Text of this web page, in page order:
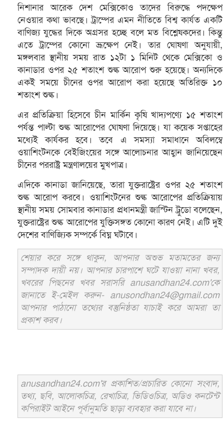
নিশানার আরেক দেশ মেক্সিকোও তাদের বিরুদ্ধে পদক্ষেপ
নেওয়ার কথা ভাবছে। ট্রাম্পের এমন নীতিতে বিশ্ব কার্যত একটি
বাণিজ্য যুদ্ধের দিকে অগ্রসর হচ্ছে বলে মত বিশ্লেষকদের। কিন্তু
এতে ট্রাম্পের কোনো ভ্রূক্ষেপ নেই। তার ঘোষণা অনুযায়ী,
মঙ্গলবার স্থানীয় সময় রাত ১২টা ১ মিনিট থেকে মেক্সিকো ও
কানাডার ওপর ২৫ শতাংশ শুল্ক আরোপ শুরু হয়েছে। অন্যদিকে
একই সময়ে চীনের ওপর আরোপ করা হয়েছে অতিরিক্ত ১০
শতাংশ শুল্ক।
এর প্রতিক্রিয়া হিসেবে চীন মার্কিন কৃষি খাদ্যপণ্যে ১৫ শতাংশ
পর্যন্ত পাল্টা শুল্ক আরোপের ঘোষণা দিয়েছে। যা কয়েক সপ্তাহের
মধ্যেই কার্যকর হবে। তবে এ সমস্যা সমাধানে অবিলম্বে
ওয়াশিংটনকে বেইজিংয়ের সঙ্গে আলোচনার আহ্বান জানিয়েছেন
চীনের পররাষ্ট্র মন্ত্রণালয়ের মুখপাত্র।
এদিকে কানাডা জানিয়েছে, তারা যুক্তরাষ্ট্রের ওপর ২৫ শতাংশ
শুল্ক আরোপ করবে। ওয়াশিংটনের শুল্ক আরোপের প্রতিক্রিয়ায়
স্থানীয় সময় সোমবার কানাডার প্রধানমন্ত্রী জাস্টিন ট্রুডো বলেছেন,
যুক্তরাষ্ট্রের শুল্ক আরোপের যুক্তিসঙ্গত কোনো কারণ নেই। এটি দুই
দেশের বাণিজ্যিক সম্পর্কে বিঘ্ন ঘটাবে।
শেয়ার করে সঙ্গে থাকুন, আপনার অশুভ মতামতের জন্য
সম্পাদক দায়ী নয়। আপনার চারপাশে ঘটে যাওয়া নানা খবর,
খবরের পিছনের খবর সরাসরি anusandhan24.com'কে
জানাতে ই-মেইল করুন- anusondhan24@gmail.com
আপনার পাঠানো তথ্যের বস্তুনিষ্ঠতা যাচাই করে আমরা তা
প্রকাশ করব।
anusandhan24.com'র প্রকাশিত/প্রচারিত কোনো সংবাদ,
তথ্য, ছবি, আলোকচিত্র, রেখাচিত্র, ভিডিওচিত্র, অডিও কনটেন্ট
কপিরাইট আইনে পূর্বানুমতি ছাড়া ব্যবহার করা যাবে না।